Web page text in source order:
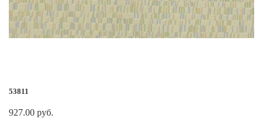
53811
927.00 руб.